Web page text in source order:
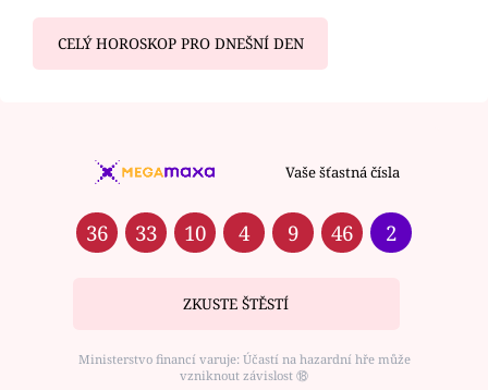
CELÝ HOROSKOP PRO DNEŠNÍ DEN
Vaše šťastná čísla
36 33 10 4 9 46 2
ZKUSTE ŠTĚSTÍ
Ministerstvo financí varuje: Účastí na hazardní hře může
vzniknout závislost ⑱